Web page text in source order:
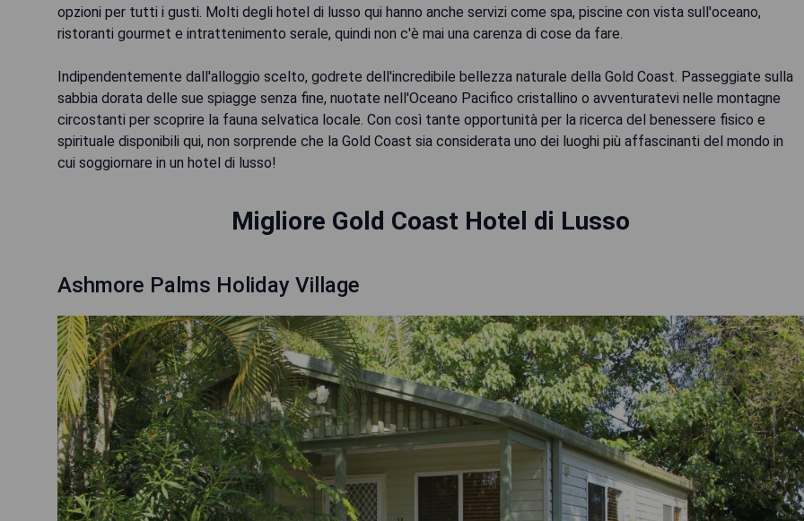
opzioni per tutti i gusti. Molti degli hotel di lusso qui hanno anche servizi come spa, piscine con vista sull'oceano,
ristoranti gourmet e intrattenimento serale, quindi non c'è mai una carenza di cose da fare.
Indipendentemente dall'alloggio scelto, godrete dell'incredibile bellezza naturale della Gold Coast. Passeggiate sulla
sabbia dorata delle sue spiagge senza fine, nuotate nell'Oceano Pacifico cristallino o avventuratevi nelle montagne
circostanti per scoprire la fauna selvatica locale. Con così tante opportunità per la ricerca del benessere fisico e
spirituale disponibili qui, non sorprende che la Gold Coast sia considerata uno dei luoghi più affascinanti del mondo in
cui soggiornare in un hotel di lusso!
Migliore Gold Coast Hotel di Lusso
Ashmore Palms Holiday Village